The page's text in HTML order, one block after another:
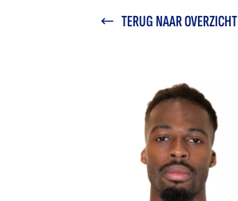
TERUG NAAR OVERZICHT